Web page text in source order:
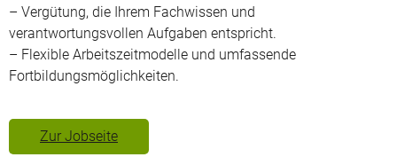
– Vergütung, die Ihrem Fachwissen und
verantwortungsvollen Aufgaben entspricht.
– Flexible Arbeitszeitmodelle und umfassende
Fortbildungsmöglichkeiten.
Zur Jobseite